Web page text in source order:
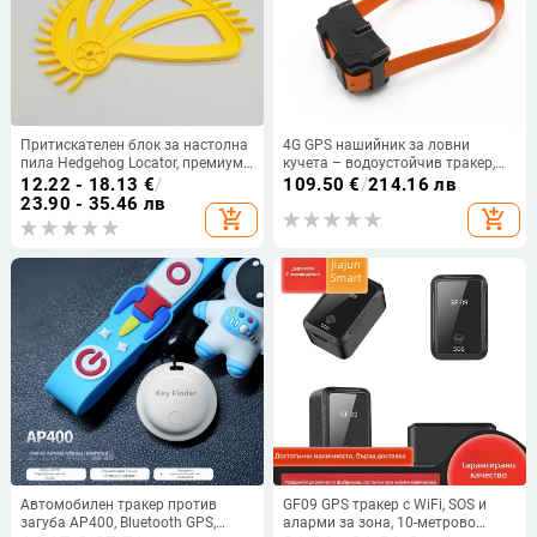
Притискателен блок за настолна
пила Hedgehog Locator, премиум
(модел 1)
12.22 - 18.13 €/
23.90 - 35.46 лв
add_shopping_cart
4G GPS нашийник за ловни
кучета – водоустойчив тракер,
локатор с електрошок за
загуба, гласово повикване и
109.50 €/214.16 лв
add_shopping_cart
Автомобилен тракер против
загуба AP400, Bluetooth GPS,
GF09 GPS тракер с WiFi, SOS и
аларми за зона, 10-метрово